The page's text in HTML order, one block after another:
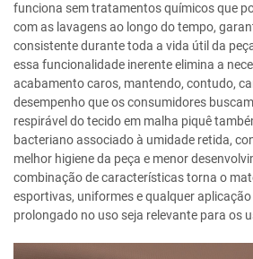
funciona sem tratamentos químicos que
com as lavagens ao longo do tempo,
consistente durante toda a vida útil da
essa funcionalidade inerente elimina a
acabamento caros, mantendo, contudo,
desempenho que os consumidores
respirável do tecido em malha piquê
bacteriano associado à umidade retida,
melhor higiene da peça e menor
combinação de características torna o
esportivas, uniformes e qualquer
prolongado no uso seja relevante para os